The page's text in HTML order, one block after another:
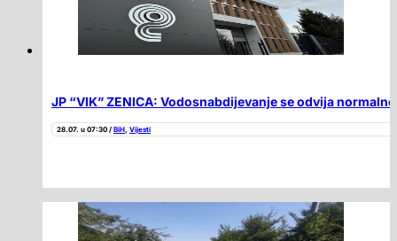
JP “VIK” ZENICA: Vodosnabdijevanje se odvija
28.07. u 07:30 / BiH, Vijesti